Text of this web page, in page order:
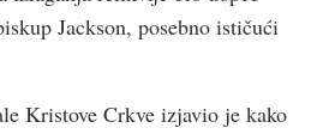
Jackson, posebno ističući
Kristove Crkve izjavio je kako